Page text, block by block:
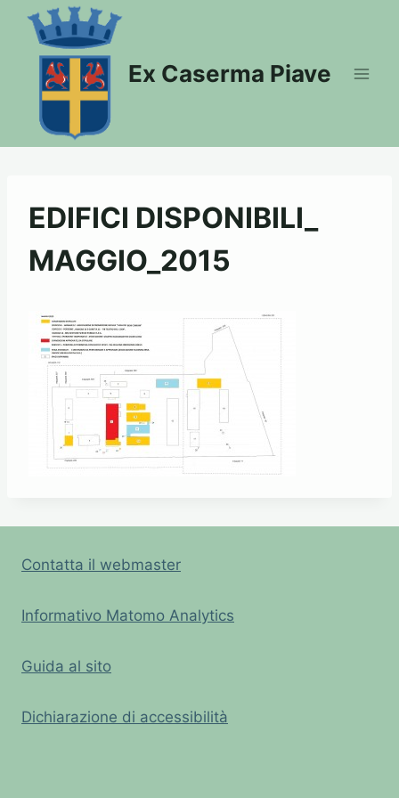
Salta
contenuto
Ex Caserma Piave
EDIFICI DISPONIBILI_
MAGGIO_2015
Contatta il webmaster
Informativo Matomo Analytics
Guida al sito
Dichiarazione di accessibilità